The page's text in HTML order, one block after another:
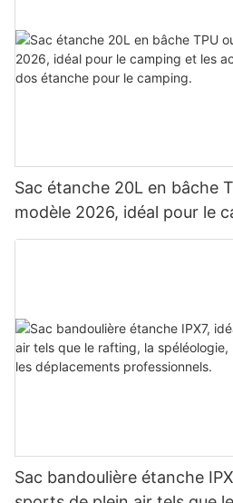
Sac étanche 20L en bâche
modèle 2026, idéal pour le
activités de plein air. Sac à
Sac bandoulière étanche